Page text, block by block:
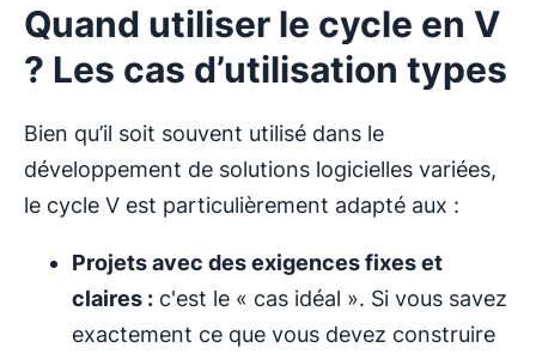
Quand utiliser le cycle en V
? Les cas d’utilisation types
Bien qu’il soit souvent utilisé dans le
développement de solutions logicielles variées,
le cycle V est particulièrement adapté aux :
Projets avec des exigences fixes et
claires : c'est le « cas idéal ». Si vous savez
exactement ce que vous devez construire